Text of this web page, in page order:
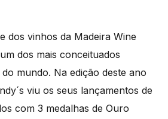
dos vinhos da Madeira Wine
dos mais conceituados
mundo. Na edição deste ano
viu os seus lançamentos de
com 3 medalhas de Ouro